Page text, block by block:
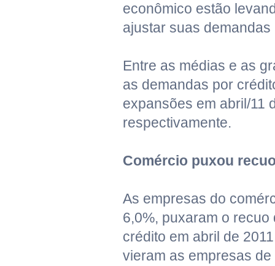
econômico estão
ajustar suas demandas
Entre as médias e as
as demandas por
expansões em abril/11
respectivamente.
Comércio puxou
As empresas do
6,0%, puxaram o
crédito em abril de
vieram as empresas